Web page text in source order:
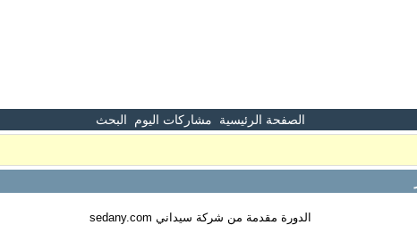
الصفحة الرئيسية مشاركات اليوم البحث
الدورة مقدمة من شركة سيداني sedany.com